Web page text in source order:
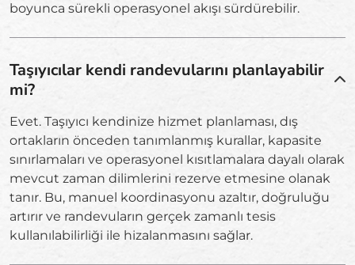
boyunca sürekli operasyonel akışı sürdürebilir.
Taşıyıcılar kendi randevularını planlayabilir
mi?
Evet. Taşıyıcı kendinize hizmet planlaması, dış
ortakların önceden tanımlanmış kurallar, kapasite
sınırlamaları ve operasyonel kısıtlamalara dayalı olarak
mevcut zaman dilimlerini rezerve etmesine olanak
tanır. Bu, manuel koordinasyonu azaltır, doğruluğu
artırır ve randevuların gerçek zamanlı tesis
kullanılabilirliği ile hizalanmasını sağlar.